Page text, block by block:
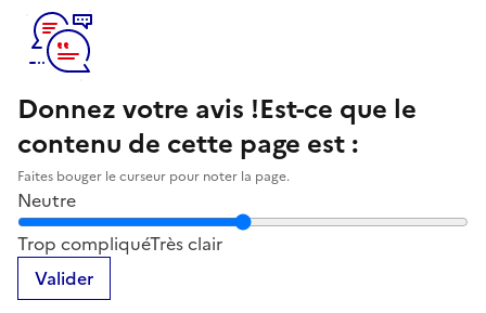
Donnez votre avis !Est-ce que le
contenu de cette page est :
Faites bouger le curseur pour noter la page.
Neutre
Notez la clarté du contenu de cette page
Trop compliquéTrès clair
Valider